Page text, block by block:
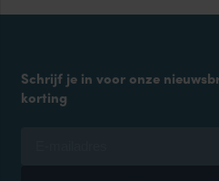
Schrijf je in voor onze
korting